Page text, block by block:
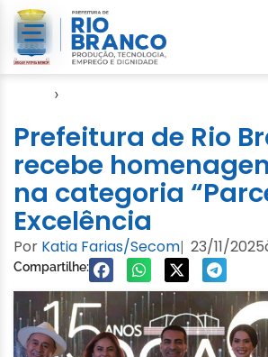
›
Prefeitura de Rio
recebe
na categoria
Excelência
Por Katia Farias/Secom| 23/11/2025
Compartilhe: